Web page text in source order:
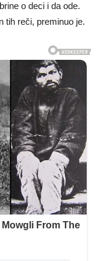
o deci i da ode.
tih reči, preminuo je.